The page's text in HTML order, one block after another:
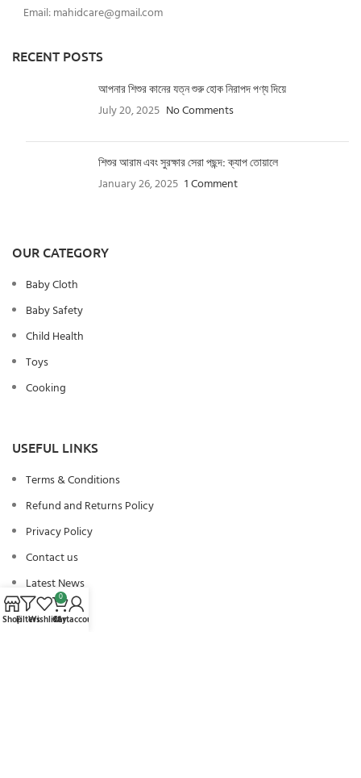
Email:mahidcare@gmail.com
RECENT POSTS
আপনার শিশুর কানের যত্ন শুরু হোক নিরাপদ পণ্য দিয়ে
July 20, 2025 No Comments
শিশুর আরাম এবং সুরক্ষার সেরা পছন্দ: ক্যাপ তোয়ালে
January 26, 2025 1 Comment
OUR CATEGORY
Baby Cloth
Baby Safety
Child Health
Toys
Cooking
USEFUL LINKS
Terms & Conditions
Refund and Returns Policy
Privacy Policy
Contact us
Latest News
ShopFiltersWishlist
0
Cart
My account